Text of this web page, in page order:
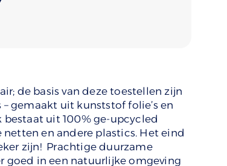
de basis van deze toestellen zijn
gemaakt uit kunststof folie’s en
uit 100% ge-upcycled
en andere plastics. Het eind
zijn! Prachtige duurzame
goed in een natuurlijke omgeving